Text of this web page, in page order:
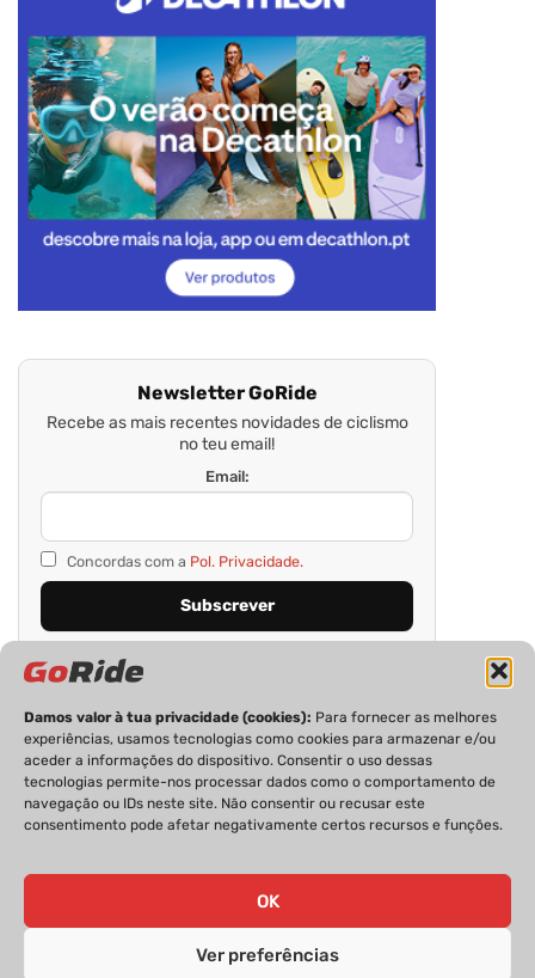
Damos valor à tua privacidade (cookies): Para fornecer as melhores
experiências, usamos tecnologias como cookies para armazenar e/ou
aceder a informações do dispositivo. Consentir o uso dessas
tecnologias permite-nos processar dados como o comportamento de
navegação ou IDs neste site. Não consentir ou recusar este
consentimento pode afetar negativamente certos recursos e funções.
OK
Ver preferências
Newsletter GoRide
Recebe as mais recentes novidades de ciclismo
no teu email!
Email:
Concordas com a Pol. Privacidade.
PRIVACIDADE FICHA TÉCNICA
ESTATUTO EDITORIAL